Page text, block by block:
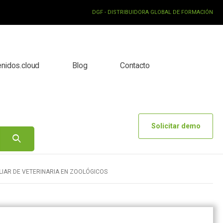
DGF - DISTRIBUIDORA GLOBAL DE FORMACIÓN
Blog Contacto
Solicitar demo
DE VETERINARIA EN ZOOLÓGICOS